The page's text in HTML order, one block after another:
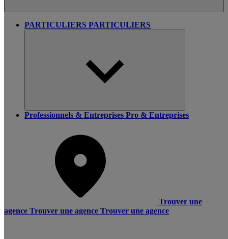
PARTICULIERS PARTICULIERS
Professionnels & Entreprises Pro & Entreprises
Trouver une
agence Trouver une agence Trouver une agence